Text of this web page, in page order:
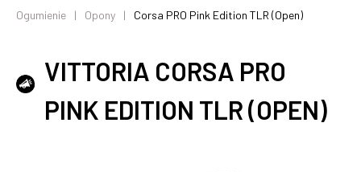
Ogumienie Opony Corsa PRO Pink Edition TLR (Open)
VITTORIA CORSA PRO
PINK EDITION TLR (OPEN)